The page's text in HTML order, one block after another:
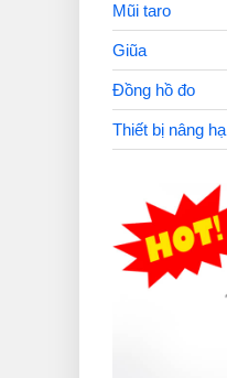
Mũi taro
Giũa
Đồng hồ đo
Thiết bị nâng hạ